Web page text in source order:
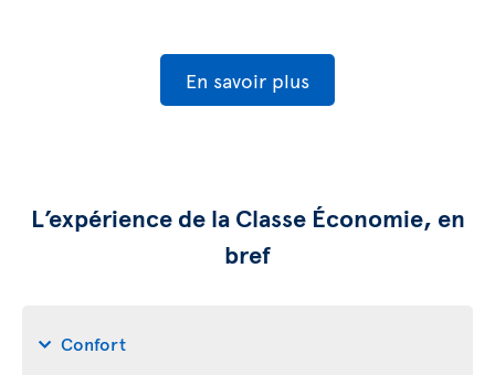
En savoir plus
L’expérience de la Classe Économie, en
bref
Confort